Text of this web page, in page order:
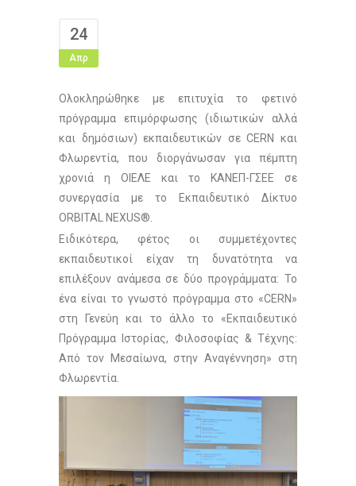
24
Απρ
Ολοκληρώθηκε με επιτυχία το φετινό
πρόγραμμα επιμόρφωσης (ιδιωτικών αλλά
και δημόσιων) εκπαιδευτικών σε CERN και
Φλωρεντία, που διοργάνωσαν για πέμπτη
χρονιά η ΟΙΕΛΕ και το ΚΑΝΕΠ-ΓΣΕΕ σε
συνεργασία με το Εκπαιδευτικό Δίκτυο
ORBITAL NEXUS®.
Ειδικότερα, φέτος οι συμμετέχοντες
εκπαιδευτικοί είχαν τη δυνατότητα να
επιλέξουν ανάμεσα σε δύο προγράμματα: Το
ένα είναι το γνωστό πρόγραμμα στο «CERN»
στη Γενεύη και το άλλο το «Εκπαιδευτικό
Πρόγραμμα Ιστορίας, Φιλοσοφίας & Τέχνης:
Από τον Μεσαίωνα, στην Αναγέννηση» στη
Φλωρεντία.